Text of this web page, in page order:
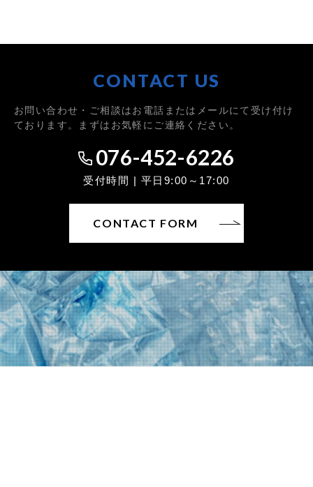
CONTACT US
お問い合わせ・ご相談はお電話またはメールにて受け付け
ております。まずはお気軽にご連絡ください。
076-452-6226
受付時間 | 平日9:00～17:00
CONTACT FORM